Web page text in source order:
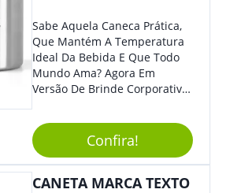
Sabe Aquela Caneca Prática,
Que Mantém A Temperatura
Ideal Da Bebida E Que Todo
Mundo Ama? Agora Em
Versão De Brinde Corporativo
Sua Marca Com Muito Estilo E
Acrescentar Ainda Mais
Praticidade À Eventos E Feiras
De Exposição.
Confira!
CANETA MARCA TEXTO